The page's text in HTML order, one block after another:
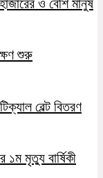
ও বেশি মানুষ
শুরু
বেল্ট বিতরণ
১ম মৃত্যু বার্ষিকী